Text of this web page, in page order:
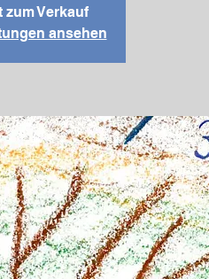
Verkauf
ansehen